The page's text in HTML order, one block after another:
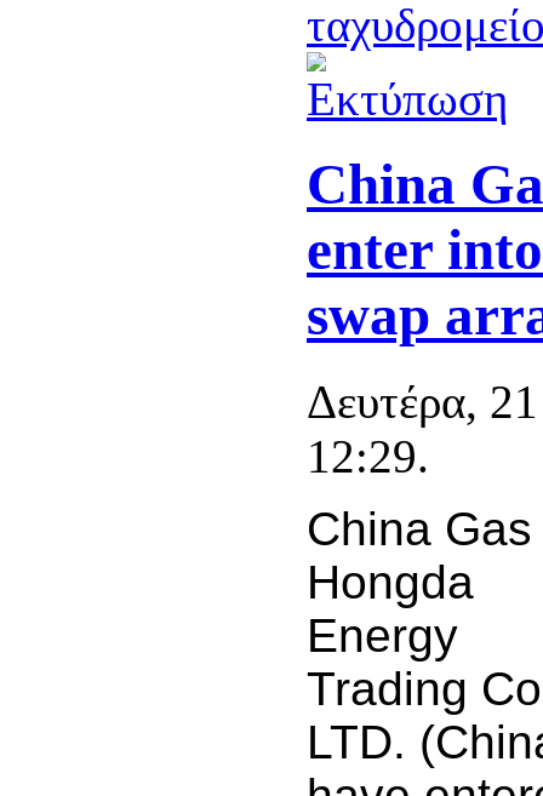
China
enter
swap
Δευτέρα,
12:29.
China Gas
Hongda
Energy
Trading
LTD.